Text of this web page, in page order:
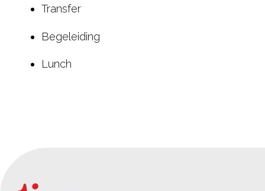
Transfer
Begeleiding
Lunch